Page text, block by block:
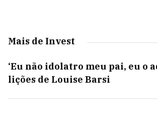
Mais de Invest
‘Eu não idolatro meu pai, eu o
lições de Louise Barsi